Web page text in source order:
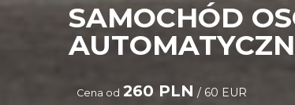
SAMOCHÓD
Cena od 260 PLN / 60 EUR